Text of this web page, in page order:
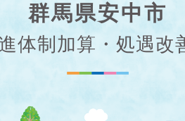
群馬県安中市
体制加算・処遇改